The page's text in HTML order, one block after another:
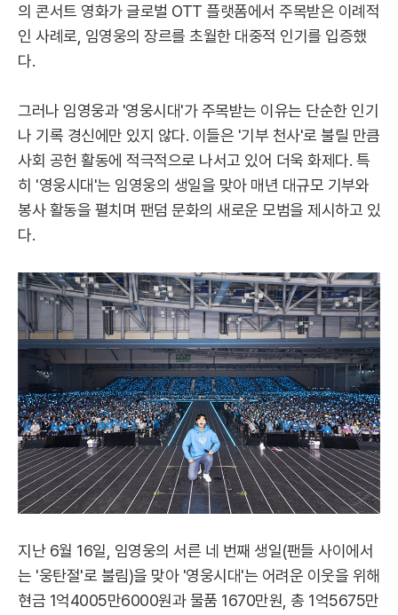
의 콘서트 영화가 글로벌 OTT 플랫폼에서 주목받은 이례적
인 사례로, 임영웅의 장르를 초월한 대중적 인기를 입증했
다.
그러나 임영웅과 '영웅시대'가 주목받는 이유는 단순한 인기
나 기록 경신에만 있지 않다. 이들은 '기부 천사'로 불릴 만큼
사회 공헌 활동에 적극적으로 나서고 있어 더욱 화제다. 특
히 '영웅시대'는 임영웅의 생일을 맞아 매년 대규모 기부와
봉사 활동을 펼치며 팬덤 문화의 새로운 모범을 제시하고 있
다.
지난 6월 16일, 임영웅의 서른 네 번째 생일(팬들 사이에서
는 '웅탄절'로 불림)을 맞아 '영웅시대'는 어려운 이웃을 위해
현금 1억4005만6000원과 물품 1670만원, 총 1억5675만